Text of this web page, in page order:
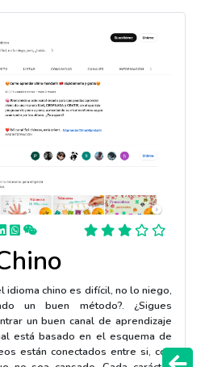
idioma chino es difícil, no lo niego,
un buen método?. ¿Sigues
un buen canal de aprendizaje
está basado en el esquema de
están conectados entre si, con